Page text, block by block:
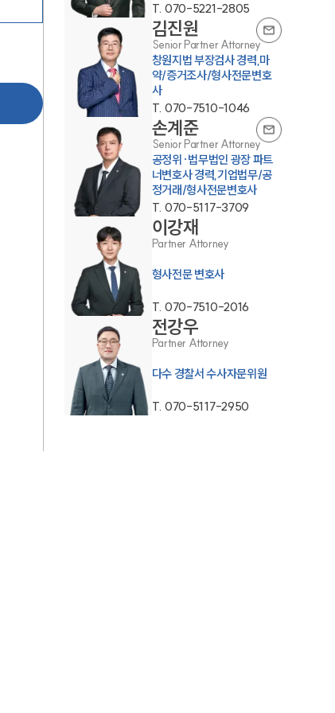
그룹소개
그룹소개
대륜의 강점
오시는 길
글로벌 파트너 로펌
고객의 소리
통합검색
AI대륜
T. 070-5221-2805
김진원
Senior Partner Attorney
창원지법 부장검사 경력,마
약/증거조사/형사전문변호
사
T. 070-7510-1046
손계준
Senior Partner Attorney
공정위·법무법인 광장 파트
너변호사 경력,기업법무/공
정거래/형사전문변호사
T. 070-5117-3709
이강재
Partner Attorney
형사전문 변호사
T. 070-7510-2016
전강우
Partner Attorney
다수 경찰서 수사자문위원
T. 070-5117-2950